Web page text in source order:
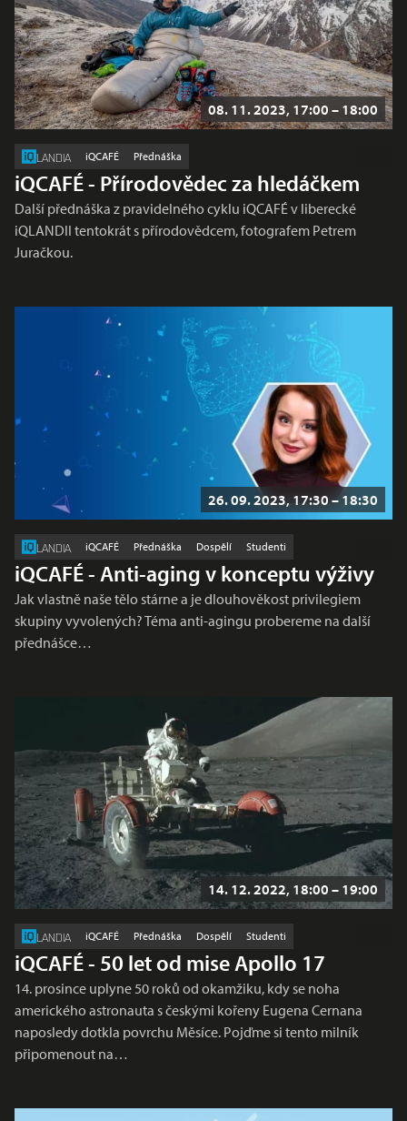
08. 11. 2023, 17:00 – 18:00
LANDIA iQCAFÉ Přednáška
iQCAFÉ - Přírodovědec za hledáčkem
Další přednáška z pravidelného cyklu iQCAFÉ v liberecké
iQLANDII tentokrát s přírodovědcem, fotografem Petrem
Juračkou.
26. 09. 2023, 17:30 – 18:30
LANDIA iQCAFÉ Přednáška Dospělí Studenti
iQCAFÉ - Anti-aging v konceptu výživy
Jak vlastně naše tělo stárne a je dlouhověkost privilegiem
skupiny vyvolených? Téma anti-agingu probereme na další
přednášce…
14. 12. 2022, 18:00 – 19:00
LANDIA iQCAFÉ Přednáška Dospělí Studenti
iQCAFÉ - 50 let od mise Apollo 17
14. prosince uplyne 50 roků od okamžiku, kdy se noha
amerického astronauta s českými kořeny Eugena Cernana
naposledy dotkla povrchu Měsíce. Pojďme si tento milník
připomenout na…